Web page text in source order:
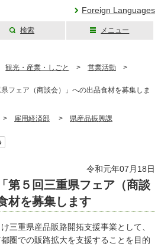
Foreign Languages
検索 メニュー
観光・産業・しごと > 営業活動 >
フェア（商談会）」への出品食材を募集しま
> 雇用経済部 > 県産品振興課
令和元年07月18日
第５回三重県フェア（商談
材を募集します
三重県産品販路開拓支援事業として、
圏での販路拡大を支援することを目的